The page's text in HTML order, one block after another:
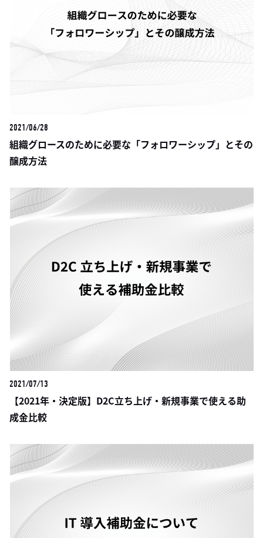
2021/06/28
組織グロースのために必要な「フォロワーシップ」とその
醸成方法
2021/07/13
【2021年・決定版】D2C立ち上げ・新規事業で使える助
成金比較